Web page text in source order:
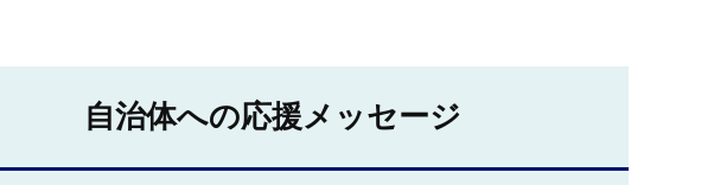
自治体への応援メッセージ